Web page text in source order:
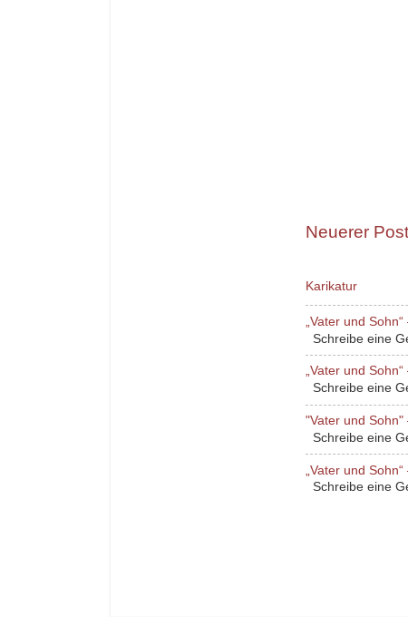
Neuerer Post
Karikatur
„Vater und
Schreibe eine
„Vater und
Schreibe eine
"Vater und
Schreibe eine
„Vater und
Schreibe eine